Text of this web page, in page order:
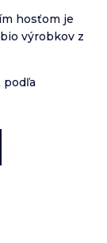
hosťom je
výrobkov z
podľa